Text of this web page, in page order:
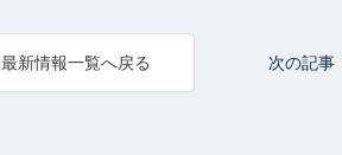
最新情報一覧へ戻る 次の記事